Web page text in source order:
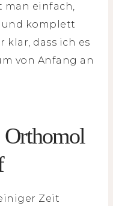
man einfach,
und komplett
klar, dass ich es
von Anfang an
Orthomol
Zeit